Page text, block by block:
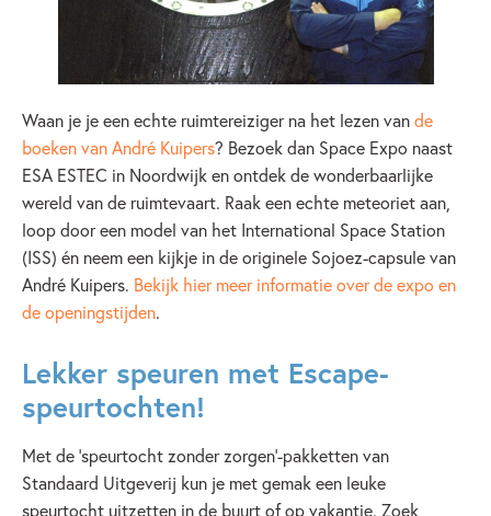
Waan je je een echte ruimtereiziger na het lezen vande
boeken van André Kuipers? Bezoek dan Space Expo naast
ESA ESTEC in Noordwijk en ontdek de wonderbaarlijke
wereld van de ruimtevaart. Raak een echte meteoriet aan,
loop door een model van het International Space Station
(ISS) én neem een kijkje in de originele Sojoez-capsule van
André Kuipers. Bekijk hier meer informatie over de expo en
de openingstijden.
Lekker speuren met Escape-
speurtochten!
Met de ‘speurtocht zonder zorgen’-pakketten van
Standaard Uitgeverij kun je met gemak een leuke
speurtocht uitzetten in de buurt of op vakantie. Zoek